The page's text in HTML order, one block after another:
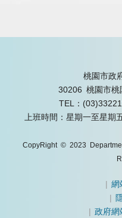
桃園市政
30206 桃園市
TEL：
上班時間：星期一至星
CopyRight © 2023
|網
|
|政府網